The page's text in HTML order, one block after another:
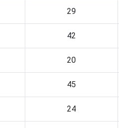
29
42
20
45
24